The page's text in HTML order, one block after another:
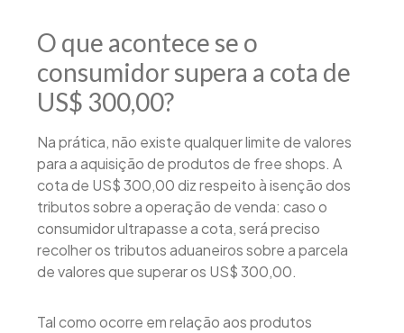
O que acontece se o
consumidor supera a cota de
US$ 300,00?
Na prática, não existe qualquer limite de valores
para a aquisição de produtos de free shops. A
cota de US$ 300,00 diz respeito à isenção dos
tributos sobre a operação de venda: caso o
consumidor ultrapasse a cota, será preciso
recolher os tributos aduaneiros sobre a parcela
de valores que superar os US$ 300,00.
Tal como ocorre em relação aos produtos